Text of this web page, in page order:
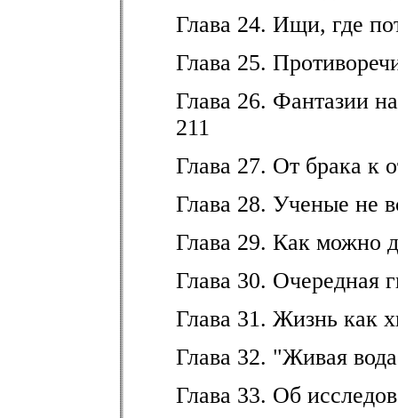
Глава 24. Ищи, где
Глава 25.
Глава 26. Фантазии
211
Глава 27. От брака к
Глава 28. Ученые не
Глава 29. Как можно
Глава 30. Очередная
Глава 31. Жизнь как
Глава 32. "Живая
Глава 33. Об